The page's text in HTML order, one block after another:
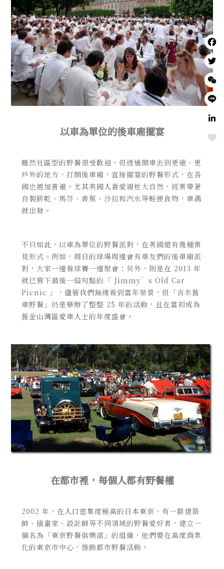
以車為單位的後車廂擺宴
雖然社區型的野餐很受歡迎，但透過開車去到更遠、更
戶外的地方，打開後車廂，直接擺宴的野餐形式，在各
國也越加普遍。尤其美國人喜愛親近大自然，經常帶著
自製餅乾、馬芬、香蕉、沙拉和汽水等輕便食物，車滿
就出發。
不只如此，以車為單位的野餐派對，在美國還有幾種常
見形式。例如，周日的球場周邊會有車友們的後車廂派
對，大家一邊看球賽一邊聚會；另外，則是在 2013 年
就已寫下最後一屆句點的「 Jimmy’s Old Car
Picnic 」，儘管我們無緣看到當年榮景，但「吉米舊
車野餐」仍是舉辦了整整 25 年的活動，且在當初成為
舊金山灣區愛車人士的年度盛會。
在都市裡，每個人都有野餐權
2002 年，在人口密集度極高的日本東京，有一群建築
師、插畫家、設計師等不同領域的野餐愛好者，建立一
個名為「東京野餐俱樂部」的組織，他們要在高度商業
化的東京市中心，推動都市野餐活動。
Love